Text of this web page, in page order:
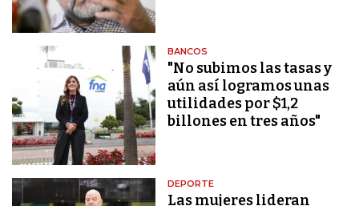
BANCOS
"No subimos las tasas y
aún así logramos unas
utilidades por $1,2
billones en tres años"
DEPORTE
Las mujeres lideran